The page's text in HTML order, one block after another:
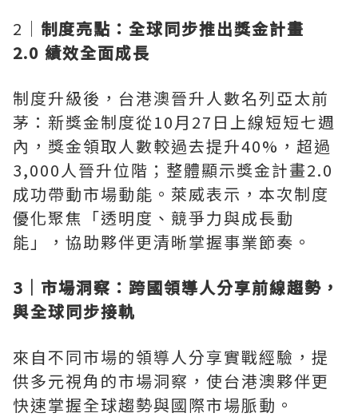
2｜ 制度亮點：全球同步推出獎金計畫
2.0 績效全面成長
制度升級後，台港澳晉升人數名列亞太前
茅：新獎金制度從10月27日上線短短七週
內，獎金領取人數較過去提升40%，超過
3,000人晉升位階；整體顯示獎金計畫2.0
成功帶動市場動能。萊威表示，本次制度
優化聚焦「透明度、競爭力與成長動
能」，協助夥伴更清晰掌握事業節奏。
3｜市場洞察：跨國領導人分享前線趨勢，
與全球同步接軌
來自不同市場的領導人分享實戰經驗，提
供多元視角的市場洞察，使台港澳夥伴更
快速掌握全球趨勢與國際市場脈動。